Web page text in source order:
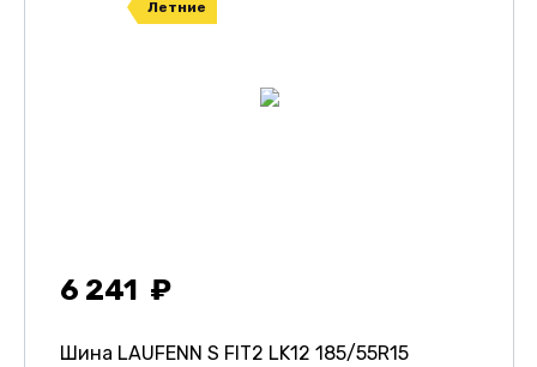
Летние
6 241
Шина LAUFENN S FIT2 LK12 185/55R15